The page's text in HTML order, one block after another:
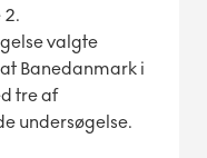
2.
valgte
Banedanmark i
tre af
undersøgelse.